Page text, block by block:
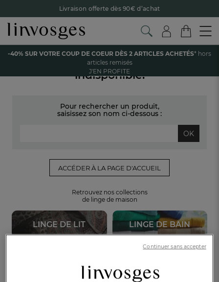
Livraison offerte dès 90€ d’achat
Retour offert avec Colissimo* !
Payez en 3x ou 4x sans frais avec Alma
Le parrainage Linvosges : offrez 15€, recevez 15€ !
Je
découvre
-40% sur votre coup de coeurdès 2 articles achetés !
profite
-40% SUR VOTRE COUP DE COEUR DÈS 2 ARTICLES ACHETÉS* hors
articles remisés
J'EN PROFITE
Votre article est temporairement
indisponible.
Pour rechercher un produit,
saisissez son nom ci-dessous :
OK
ACCÉDER À LA PAGE D'ACCUEIL
Retrouvez nos collections
de linge de maison
LINGE DE LIT LINGE DE BAIN
Continuer sans accepter